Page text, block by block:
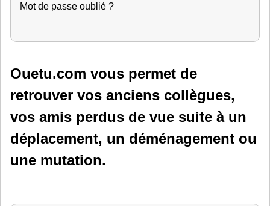
Mot de passe oublié ?
Ouetu.com vous permet de
retrouver vos anciens collègues,
vos amis perdus de vue suite à un
déplacement, un déménagement ou
une mutation.